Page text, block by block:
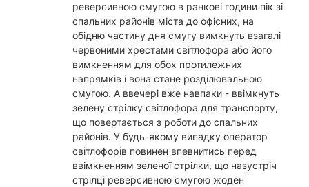
реверсивною смугою в ранкові години пік зі
спальних районів міста до офісних, на
обідню частину дня смугу вимкнуть взагалі
червоними хрестами світлофора або його
вимкненням для обох протилежних
напрямків і вона стане розділювальною
смугою. А ввечері вже навпаки - ввімкнуть
зелену стрілку світлофора для транспорту,
що повертається з роботи до спальних
районів. У будь-якому випадку оператор
світлофорів повинен впевнитись перед
ввімкненням зеленої стрілки, що назустріч
стрілці реверсивною смугою жоден